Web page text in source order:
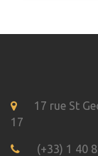
17 rue St
17
(+33) 1 40